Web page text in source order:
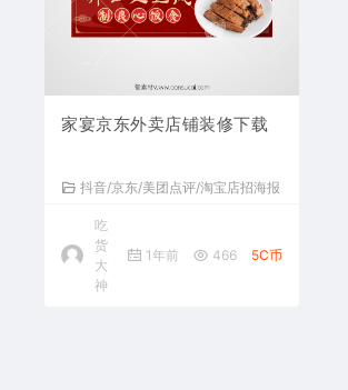
家宴京东外卖店铺装修下载
抖音/京东/美团点评/淘宝店招海报
吃
货
大
神
1年前 466 5C币